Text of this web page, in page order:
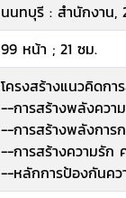
นนทบุรี : สำนักงาน,
99 หน้า ; 21 ซม.
โครงสร้างแนวคิดก
--การสร้างพลังควา
--การสร้างพลังการ
--การสร้างความรัก
--หลักการป้องกันคว